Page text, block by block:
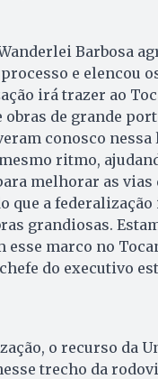
Barbosa
e elencou
irá trazer ao
obras de grande
conosco nessa
ritmo,
melhorar as vias
que a federalização
grandiosas.
esse marco no
do executivo
o recurso da
trecho da